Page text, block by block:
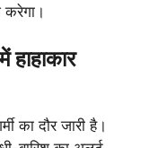
करेगा।
हाहाकार
का दौर जारी है।